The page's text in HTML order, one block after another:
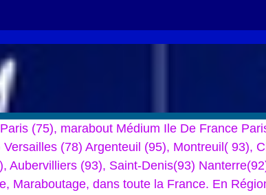
(75), marabout Médium Ile De France
(78) Argenteuil (95), Montreuil( 93),
Aubervilliers (93), Saint-Denis(93)
Maraboutage, dans toute la France. En